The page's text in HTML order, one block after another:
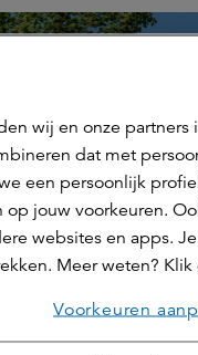
wij en onze
dat met
een persoonlijk
op jouw voorkeuren.
websites en apps.
Meer weten? Klik
Voorkeuren